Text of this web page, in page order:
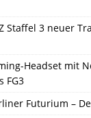
Staffel 3 neuer
Headset mit
FG3
Futurium –